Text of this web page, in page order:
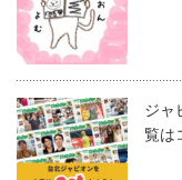
ジャ
覧は